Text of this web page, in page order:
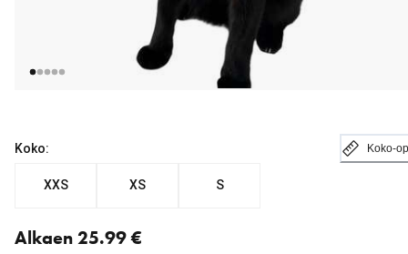
Koko: Koko-
XXS XS S
Alkaen 25.99 €